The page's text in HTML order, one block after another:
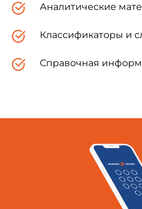
Межгосударственной
Аналитические
Классификаторы и
Справочная